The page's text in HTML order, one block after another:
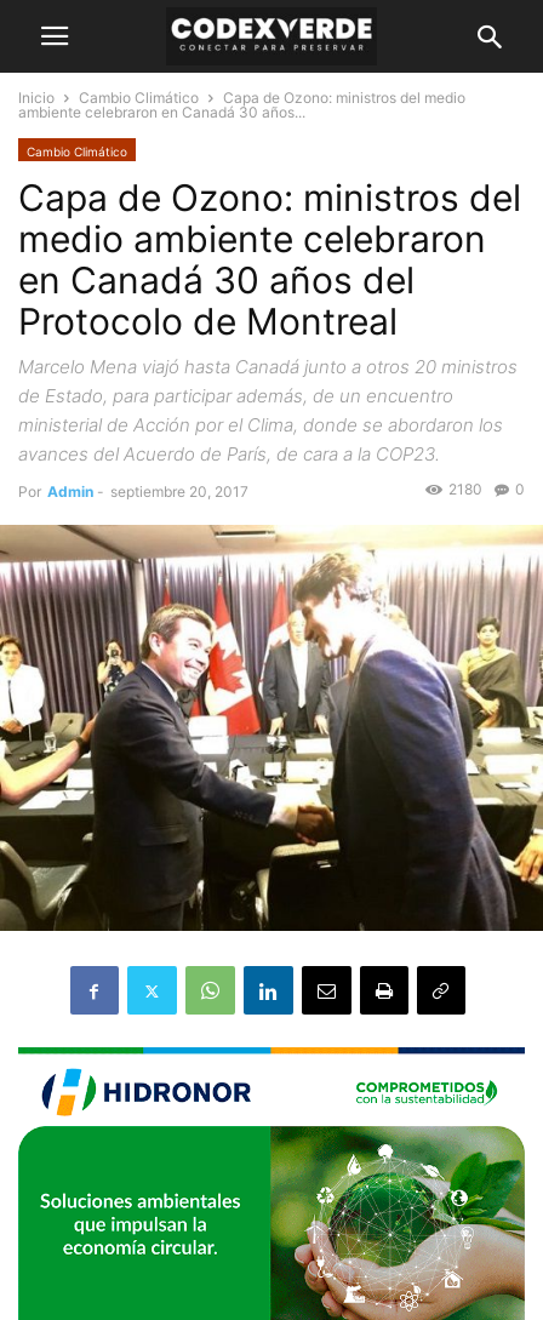
Inicio Cambio Climático
Capa de Ozono: ministros del medio
ambiente celebraron en Canadá 30 años...
Cambio Climático
Capa de Ozono: ministros del
medio ambiente celebraron
en Canadá 30 años del
Protocolo de Montreal
Marcelo Mena viajó hasta Canadá junto a otros 20 ministros
de Estado, para participar además, de un encuentro
ministerial de Acción por el Clima, donde se abordaron los
avances del Acuerdo de París, de cara a la COP23.
Por Admin - septiembre 20, 2017 0
2180